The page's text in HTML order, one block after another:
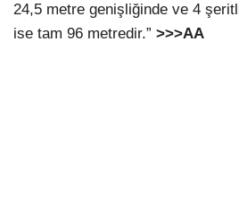
24,5 metre genişliğinde ve 4
ise tam 96 metredir.” >>>AA